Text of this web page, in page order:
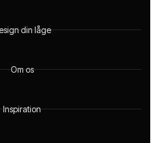
din låge
Om os
Inspiration